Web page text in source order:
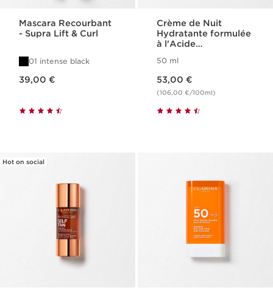
Mascara Recourbant
- Supra Lift & Curl
01 intense black
39,00 €
Crème de Nuit
Hydratante formulée
à l'Acide
Hydra-Essentiel
50 ml
53,00 €
(106,00 €/100ml)
Hot on social